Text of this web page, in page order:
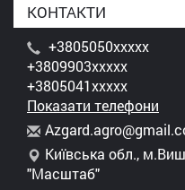
КОНТАКТИ
+3805050xxxxx
+3809903xxxxx
+3805041xxxxx
Показати телефони
Azgard.agro@gmail.c
Київська обл.,
"Масштаб"